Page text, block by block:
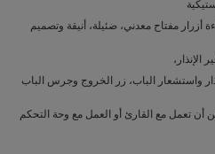
أزرار مفتاح معدني، ضئيلة، أنيقة وتصميم
واستشعار الباب، زر الخروج وجرس الباب
أن تعمل مع القارئ أو العمل مع وحة التحكم